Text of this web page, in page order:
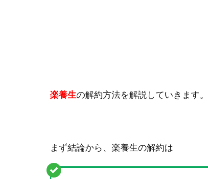
楽養生の解約方法を解説していきます。
まず結論から、楽養生の解約は